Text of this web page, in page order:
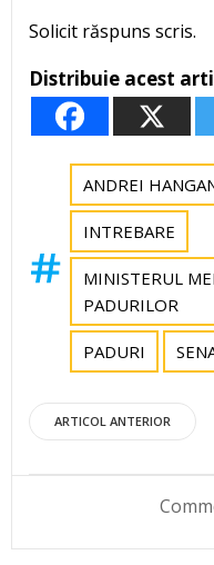
Solicit răspuns scris.
Distribuie acest
ANDREI
INTREBARE
MINISTERUL
PADURILOR
PADURI
Post
ARTICOL ANTERIOR